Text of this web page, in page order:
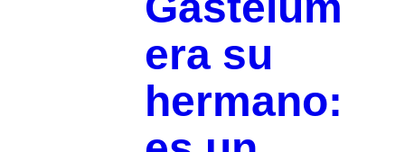
era su
hermano: